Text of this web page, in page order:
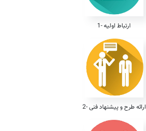
1- ارتباط اولیه
2- ارائه طرح و پیشنهاد فنی